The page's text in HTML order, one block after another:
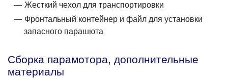
Жесткий чехол для транспортировки
Фронтальный контейнер и файл для установки
запасного парашюта
Сборка парамотора, дополнительные
материалы